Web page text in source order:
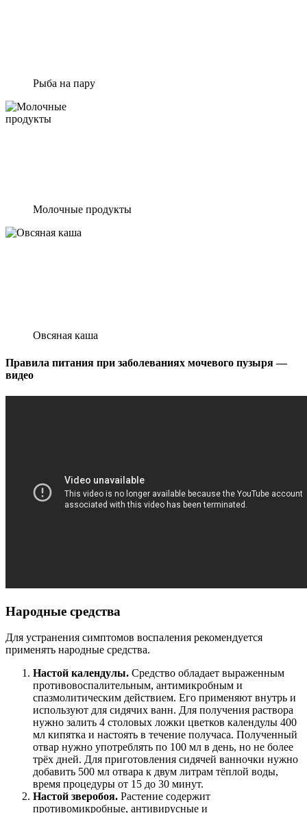
Рыба на пару
Молочные продукты
Овсяная каша
Правила питания при заболеваниях мочевого пузыря —
видео
Народные средства
Для устранения симптомов воспаления рекомендуется
применять народные средства.
Настой календулы. Средство обладает выраженным
противовоспалительным, антимикробным и
спазмолитическим действием. Его применяют внутрь и
используют для сидячих ванн. Для получения раствора
нужно залить 4 столовых ложки цветков календулы 400
мл кипятка и настоять в течение получаса. Полученный
отвар нужно употреблять по 100 мл в день, но не более
трёх дней. Для приготовления сидячей ванночки нужно
добавить 500 мл отвара к двум литрам тёплой воды,
время процедуры от 15 до 30 минут.
Настой зверобоя. Растение содержит
противомикробные, антивирусные и